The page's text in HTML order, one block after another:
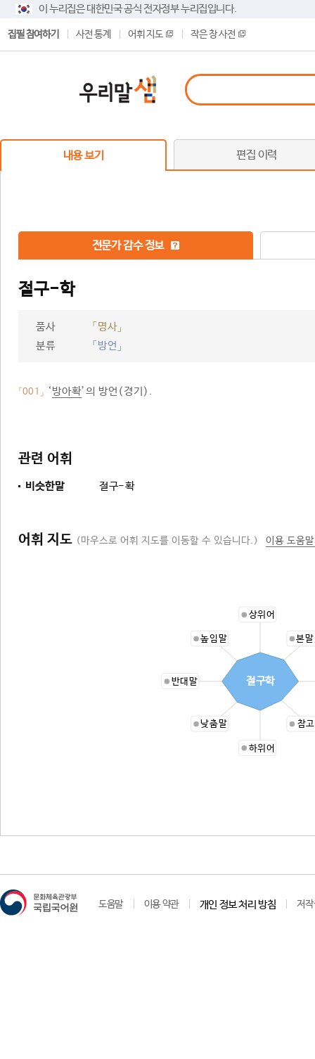
이 누리집은 대한민국 공식 전자정부 누리집입니다.
집필 참여하기 사전 통계 어휘 지도 작은 창 사전
내용 보기 편집 이력
전문가 감수 정보
절구-학
품사
「명사」
분류
「방언」
「001」 ‘방아확’의 방언(경기).
관련 어휘
비슷한말 절구-확
어휘 지도 (마우스로 어휘 지도를 이동할 수 있습니다.) 이용 도움
상위어
본
참
하위어
낮춤말
반대말
높임말
절구학
도움말 이용 약관 개인 정보 처리 방침 저